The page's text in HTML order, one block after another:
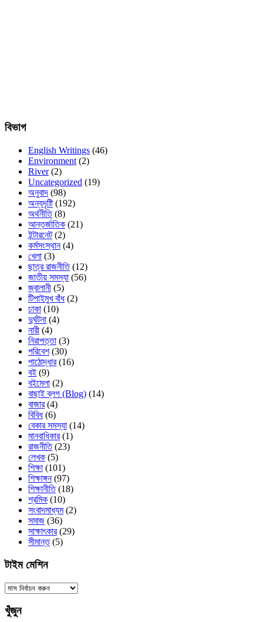
বিভাগ
English Writings (46)
Environment (2)
River(2)
Uncategorized (19)
অনুবাদ (98)
অন্যদৃষ্টি(192)
অর্থনীতি(8)
আন্তর্জাতিক (21)
ইন্টারনেট(2)
কর্মসংস্থান(4)
খেলা (3)
ছাত্র রাজনীতি(12)
জাতীয় সমস্যা (56)
জ্বালানী (5)
টিপাইমুখ বাঁধ(2)
ঢাকা (10)
দুর্ঘটনা (4)
নারী (4)
নিরাপত্তা (3)
পরিবেশ(30)
পাঠোদ্ধার(16)
বই (9)
বইমেলা (2)
বাছাই ব্লগ (Blog) (14)
বাজার(4)
বিবিধ(6)
বেকার সমস্যা (14)
মানবাধিকার(1)
রাজনীতি(23)
লেখক (5)
শিক্ষা (101)
শিক্ষাঙ্গন(97)
শিক্ষানীতি(18)
শ্রমিক (10)
সংবাদমাধ্যম(2)
সমাজ (36)
সাক্ষাৎকার(29)
সীমান্ত(5)
টাইম মেশিন
টাইম
খুঁজুন